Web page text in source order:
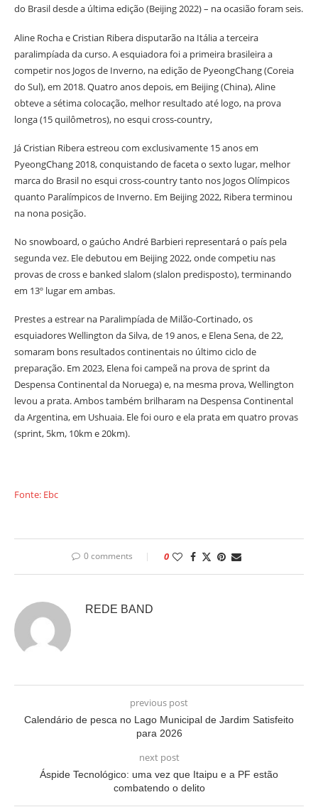
do Brasil desde a última edição (Beijing 2022) – na ocasião foram seis.
Aline Rocha e Cristian Ribera disputarão na Itália a terceira
paralimpíada da curso. A esquiadora foi a primeira brasileira a
competir nos Jogos de Inverno, na edição de PyeongChang (Coreia
do Sul), em 2018. Quatro anos depois, em Beijing (China), Aline
obteve a sétima colocação, melhor resultado até logo, na prova
longa (15 quilômetros), no esqui cross-country,
Já Cristian Ribera estreou com exclusivamente 15 anos em
PyeongChang 2018, conquistando de faceta o sexto lugar, melhor
marca do Brasil no esqui cross-country tanto nos Jogos Olímpicos
quanto Paralímpicos de Inverno. Em Beijing 2022, Ribera terminou
na nona posição.
No snowboard, o gaúcho André Barbieri representará o país pela
segunda vez. Ele debutou em Beijing 2022, onde competiu nas
provas de cross e banked slalom (slalon predisposto), terminando
em 13º lugar em ambas.
Prestes a estrear na Paralimpíada de Milão-Cortinado, os
esquiadores Wellington da Silva, de 19 anos, e Elena Sena, de 22,
somaram bons resultados continentais no último ciclo de
preparação. Em 2023, Elena foi campeã na prova de sprint da
Despensa Continental da Noruega) e, na mesma prova, Wellington
levou a prata. Ambos também brilharam na Despensa Continental
da Argentina, em Ushuaia. Ele foi ouro e ela prata em quatro provas
(sprint, 5km, 10km e 20km).
Fonte: Ebc
0 comments 0
REDE BAND
previous post
Calendário de pesca no Lago Municipal de Jardim Satisfeito
para 2026
next post
Áspide Tecnológico: uma vez que Itaipu e a PF estão
combatendo o delito